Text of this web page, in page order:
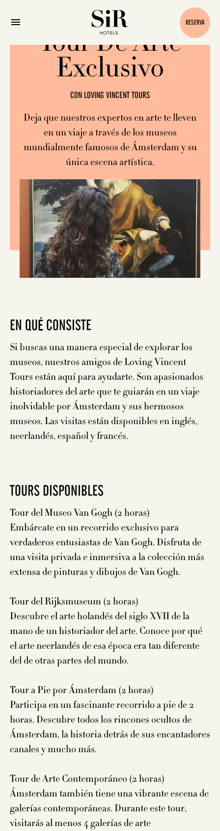
RESERVA
Tour De Arte
Exclusivo
CON LOVING VINCENT TOURS
Deja que nuestros expertos en arte te lleven
en un viaje a través de los museos
mundialmente famosos de Ámsterdam y su
única escena artística.
EN QUÉ CONSISTE
Si buscas una manera especial de explorar los
museos, nuestros amigos de Loving Vincent
Tours están aquí para ayudarte. Son apasionados
historiadores del arte que te guiarán en un viaje
inolvidable por Ámsterdam y sus hermosos
museos. Las visitas están disponibles en inglés,
neerlandés, español y francés.
TOURS DISPONIBLES
Tour del Museo Van Gogh (2 horas)
Embárcate en un recorrido exclusivo para
verdaderos entusiastas de Van Gogh. Disfruta de
una visita privada e inmersiva a la colección más
extensa de pinturas y dibujos de Van Gogh.
Tour del Rijksmuseum (2 horas)
Descubre el arte holandés del siglo XVII de la
mano de un historiador del arte. Conoce por qué
el arte neerlandés de esa época era tan diferente
del de otras partes del mundo.
Tour a Pie por Ámsterdam (2 horas)
Participa en un fascinante recorrido a pie de 2
horas. Descubre todos los rincones ocultos de
Ámsterdam, la historia detrás de sus encantadores
canales y mucho más.
Tour de Arte Contemporáneo (2 horas)
Ámsterdam también tiene una vibrante escena de
galerías contemporáneas. Durante este tour,
visitarás al menos 4 galerías de arte